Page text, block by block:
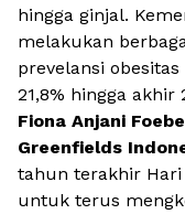
hingga ginjal.
melakukan
prevelansi
21,8% hingga akhir
Fiona Anjani
Greenfields
tahun terakhir Hari
untuk terus